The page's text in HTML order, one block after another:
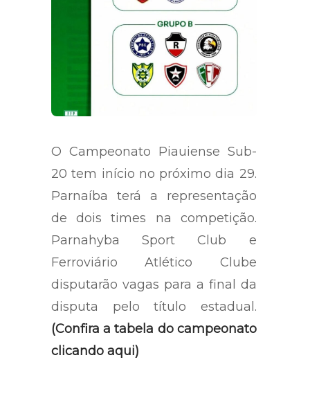
O Campeonato Piauiense Sub-
20 tem início no próximo dia 29.
Parnaíba terá a representação
de dois times na competição.
Parnahyba Sport Club e
Ferroviário Atlético Clube
disputarão vagas para a final da
disputa pelo título estadual.
(Confira a tabela do campeonato
clicando aqui)